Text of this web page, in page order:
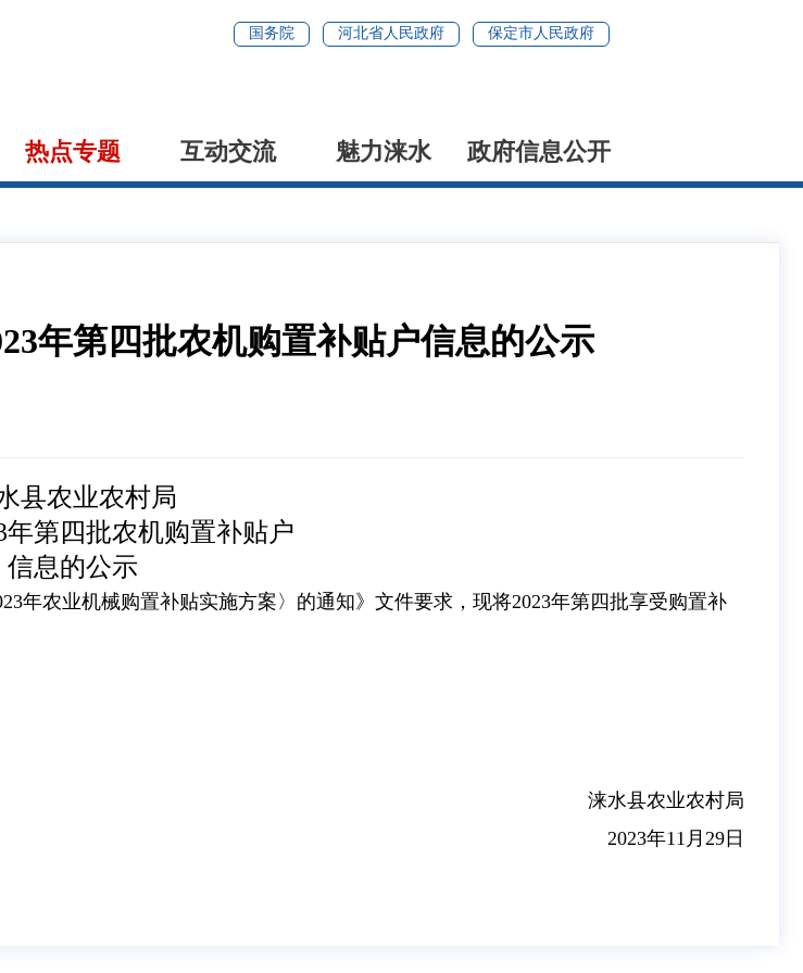
国务院 河北省人民政府 保定市人民政府
热点专题 互动交流 魅力涞水 政府信息公开
年第四批农机购置补贴户信息的公示
县农业农村局
年第四批农机购置补贴户
信息的公示
年农业机械购置补贴实施方案〉的通知》文件要求，现将2023年第四批享受购置补
涞水县农业农村局
2023年11月29日